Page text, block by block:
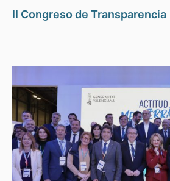
II Congreso de Transparencia